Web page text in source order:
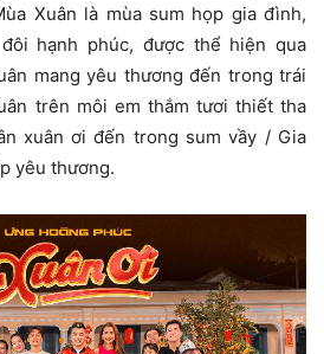
Xuân là mùa sum họp gia đình,
hạnh phúc, được thể hiện qua
mang yêu thương đến trong trái
trên môi em thắm tươi thiết tha
xuân ơi đến trong sum vầy / Gia
yêu thương.